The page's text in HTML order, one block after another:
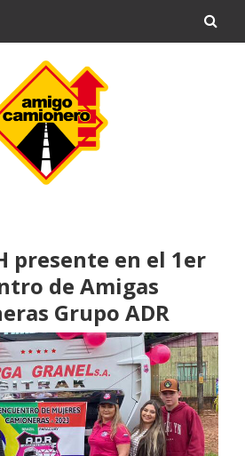
presente en el 1er
de Amigas
Grupo ADR